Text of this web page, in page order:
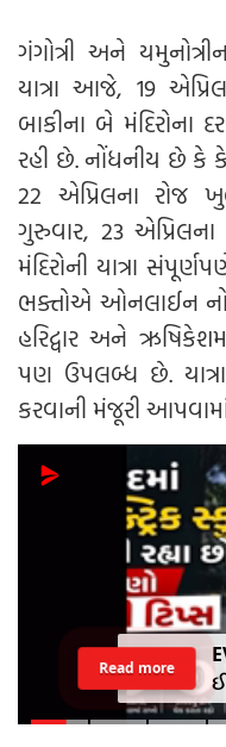
ગંગોત્રી અને
યાત્રા આજે, 19
બાકીના બે મંદિરોના
રહી છે. નોંધનીય છે કે
22 એપ્રિલના રોજ
ગુરુવાર, 23
મંદિરોની યાત્રા
ભક્તોએ ઓનલાઈન
હરિદ્વાર અને
પણ ઉપલબ્ધ છે.
કરવાની મંજૂરી
Read more